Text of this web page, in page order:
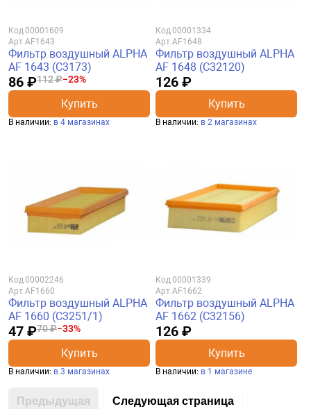
Код00001609
Арт.AF1643
Фильтр воздушный ALPHA
AF 1643 (C3173)
86 ₽112 ₽−23%
Купить
В наличии: в 4 магазинах
Код00001334
Арт.AF1648
Фильтр воздушный ALPHA
AF 1648 (C32120)
126 ₽
Купить
В наличии: в 2 магазинах
Код00002246
Арт.AF1660
Фильтр воздушный ALPHA
AF 1660 (C3251/1)
47 ₽70 ₽−33%
Купить
В наличии: в 3 магазинах
Код00001339
Арт.AF1662
Фильтр воздушный ALPHA
AF 1662 (C32156)
126 ₽
Купить
В наличии: в 1 магазине
Предыдущая Следующая страница